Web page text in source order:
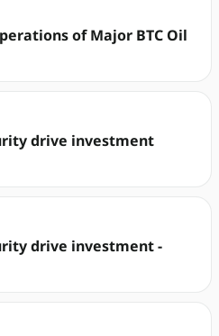
of Major BTC Oil
drive investment
drive investment -